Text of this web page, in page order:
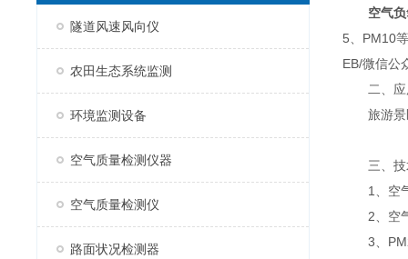
隧道风速风向仪
农田生态系统监测
环境监测设备
空气质量检测仪器
空气质量检测仪
路面状况检测器
空气
5、PM10
EB/微信公
二、应
旅游景区
三、技
1、空气
2、空气
3、